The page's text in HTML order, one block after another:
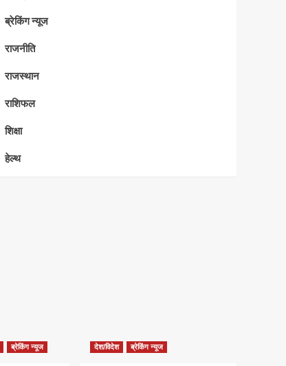
ब्रेकिंग न्यूज
राजनीति
राजस्थान
राशिफल
शिक्षा
हेल्थ
ब्रेकिंग न्यूज देश/विदेश ब्रेकिंग न्यूज